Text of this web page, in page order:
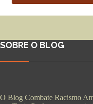
SOBRE O BLOG
O Blog Combate Racismo